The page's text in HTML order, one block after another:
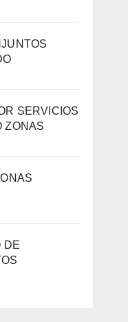
SERVICIOS
ZONAS
DE